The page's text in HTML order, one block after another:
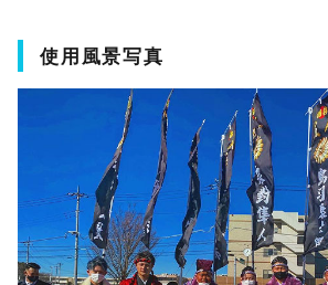
使用風景写真